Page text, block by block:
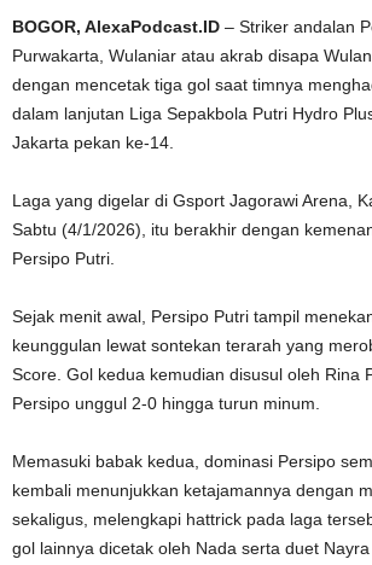
BOGOR, AlexaPodcast.ID – Striker andalan
Purwakarta, Wulaniar atau akrab disapa
dengan mencetak tiga gol saat timnya
dalam lanjutan Liga Sepakbola Putri Hydro
Jakarta pekan ke-14.
‎Laga yang digelar di Gsport Jagorawi Arena,
Sabtu (4/1/2026), itu berakhir dengan
Persipo Putri.
‎Sejak menit awal, Persipo Putri tampil
keunggulan lewat sontekan terarah yang
Score. Gol kedua kemudian disusul oleh Rina
Persipo unggul 2-0 hingga turun minum.
‎Memasuki babak kedua, dominasi Persipo
kembali menunjukkan ketajamannya dengan
sekaligus, melengkapi hattrick pada laga
gol lainnya dicetak oleh Nada serta duet